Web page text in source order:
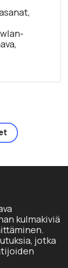
kulmakiviä
jotka